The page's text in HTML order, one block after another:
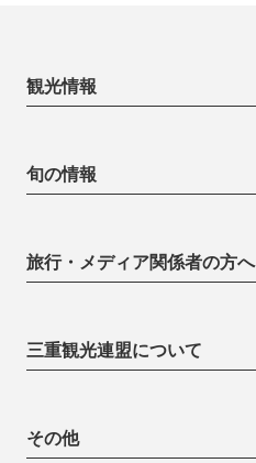
観光情報
旬の情報
旅行・メディア関係者の方へ
三重観光連盟について
その他